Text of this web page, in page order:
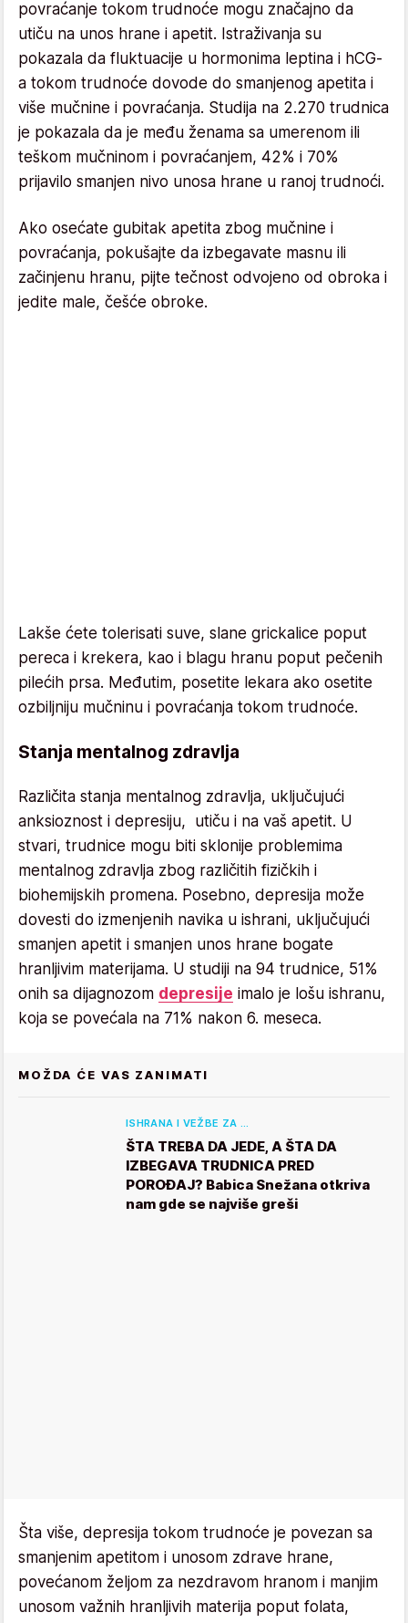
povraćanje tokom trudnoće mogu značajno da
utiču na unos hrane i apetit. Istraživanja su
pokazala da fluktuacije u hormonima leptina i hCG-
a tokom trudnoće dovode do smanjenog apetita i
više mučnine i povraćanja. Studija na 2.270 trudnica
je pokazala da je među ženama sa umerenom ili
teškom mučninom i povraćanjem, 42% i 70%
prijavilo smanjen nivo unosa hrane u ranoj trudnoći.
Ako osećate gubitak apetita zbog mučnine i
povraćanja, pokušajte da izbegavate masnu ili
začinjenu hranu, pijte tečnost odvojeno od obroka i
jedite male, češće obroke.
Lakše ćete tolerisati suve, slane grickalice poput
pereca i krekera, kao i blagu hranu poput pečenih
pilećih prsa. Međutim, posetite lekara ako osetite
ozbiljniju mučninu i povraćanja tokom trudnoće.
Stanja mentalnog zdravlja
Različita stanja mentalnog zdravlja, uključujući
anksioznost i depresiju, utiču i na vaš apetit. U
stvari, trudnice mogu biti sklonije problemima
mentalnog zdravlja zbog različitih fizičkih i
biohemijskih promena. Posebno, depresija može
dovesti do izmenjenih navika u ishrani, uključujući
smanjen apetit i smanjen unos hrane bogate
hranljivim materijama. U studiji na 94 trudnice, 51%
onih sa dijagnozom depresije imalo je lošu ishranu,
koja se povećala na 71% nakon 6. meseca.
MOŽDA ĆE VAS ZANIMATI
ISHRANA I VEŽBE ZA …
ŠTA TREBA DA JEDE, A ŠTA DA
IZBEGAVA TRUDNICA PRED
POROĐAJ? Babica Snežana otkriva
nam gde se najviše greši
Šta više, depresija tokom trudnoće je povezan sa
smanjenim apetitom i unosom zdrave hrane,
povećanom željom za nezdravom hranom i manjim
unosom važnih hranljivih materija poput folata,